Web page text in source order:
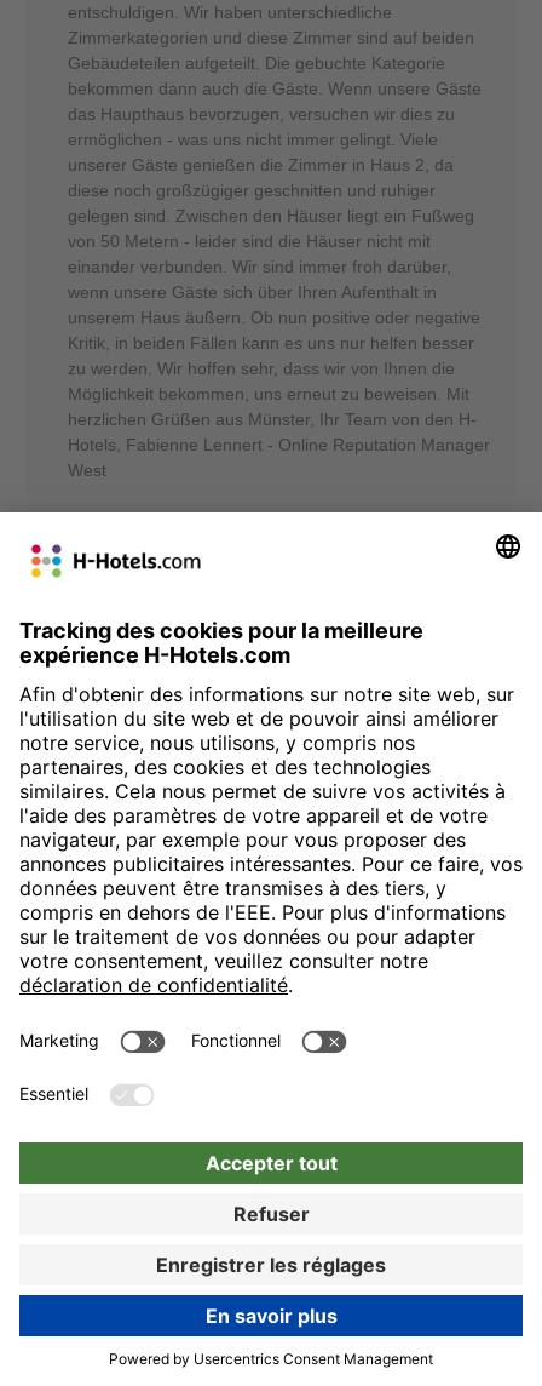
entschuldigen. Wir haben unterschiedliche
Zimmerkategorien und diese Zimmer sind auf beiden
Gebäudeteilen aufgeteilt. Die gebuchte Kategorie
bekommen dann auch die Gäste. Wenn unsere Gäste
das Haupthaus bevorzugen, versuchen wir dies zu
ermöglichen - was uns nicht immer gelingt. Viele
unserer Gäste genießen die Zimmer in Haus 2, da
diese noch großzügiger geschnitten und ruhiger
gelegen sind. Zwischen den Häuser liegt ein Fußweg
von 50 Metern - leider sind die Häuser nicht mit
einander verbunden. Wir sind immer froh darüber,
wenn unsere Gäste sich über Ihren Aufenthalt in
unserem Haus äußern. Ob nun positive oder negative
Kritik, in beiden Fällen kann es uns nur helfen besser
zu werden. Wir hoffen sehr, dass wir von Ihnen die
Möglichkeit bekommen, uns erneut zu beweisen. Mit
herzlichen Grüßen aus Münster, Ihr Team von den H-
Hotels, Fabienne Lennert - Online Reputation Manager
West
De: Karsten T.
Gute Lage Bad Ok aber Zimmer sehr klein Betten nicht gut
Des détails indiquent
Sehr geehrter Karsten Theis, herzlichen Dank für die
Bewertung Ihres Aufenthaltes und Ihre ehrlichen Worte.
Nur durch Gäste, die sich die Zeit nehmen, uns Ihre
‚Erlebnisse’ mitzuteilen, können Verbesserungen in
unseren Hotels herbeigeführt werden. Wir bedauern
sehr, dass Sie aufgrund der aufgeführten Ereignisse
Ihren Aufenthalt in unserem Haus nicht komplett
genießen konnten. Wir hätten uns aber auch gefreut,
wenn Sie Ihre Anregungen und Hinweise direkt an der
Hotel - Rezeption mitgeteilt hätten, um Ihre Kritikpunkte
Unser Team steht allen unseren Gästen stets zur
sicherzustellen. Wir hoffen, dass wir noch einmal die
wünschen Ihnen bis dahin eine schöne Zeit. Mit
herzlichen Grüßen, Ihr Team von den H-Hotels,
Fabienne Lennert - Online Reputation Manager West
56%
Réserver